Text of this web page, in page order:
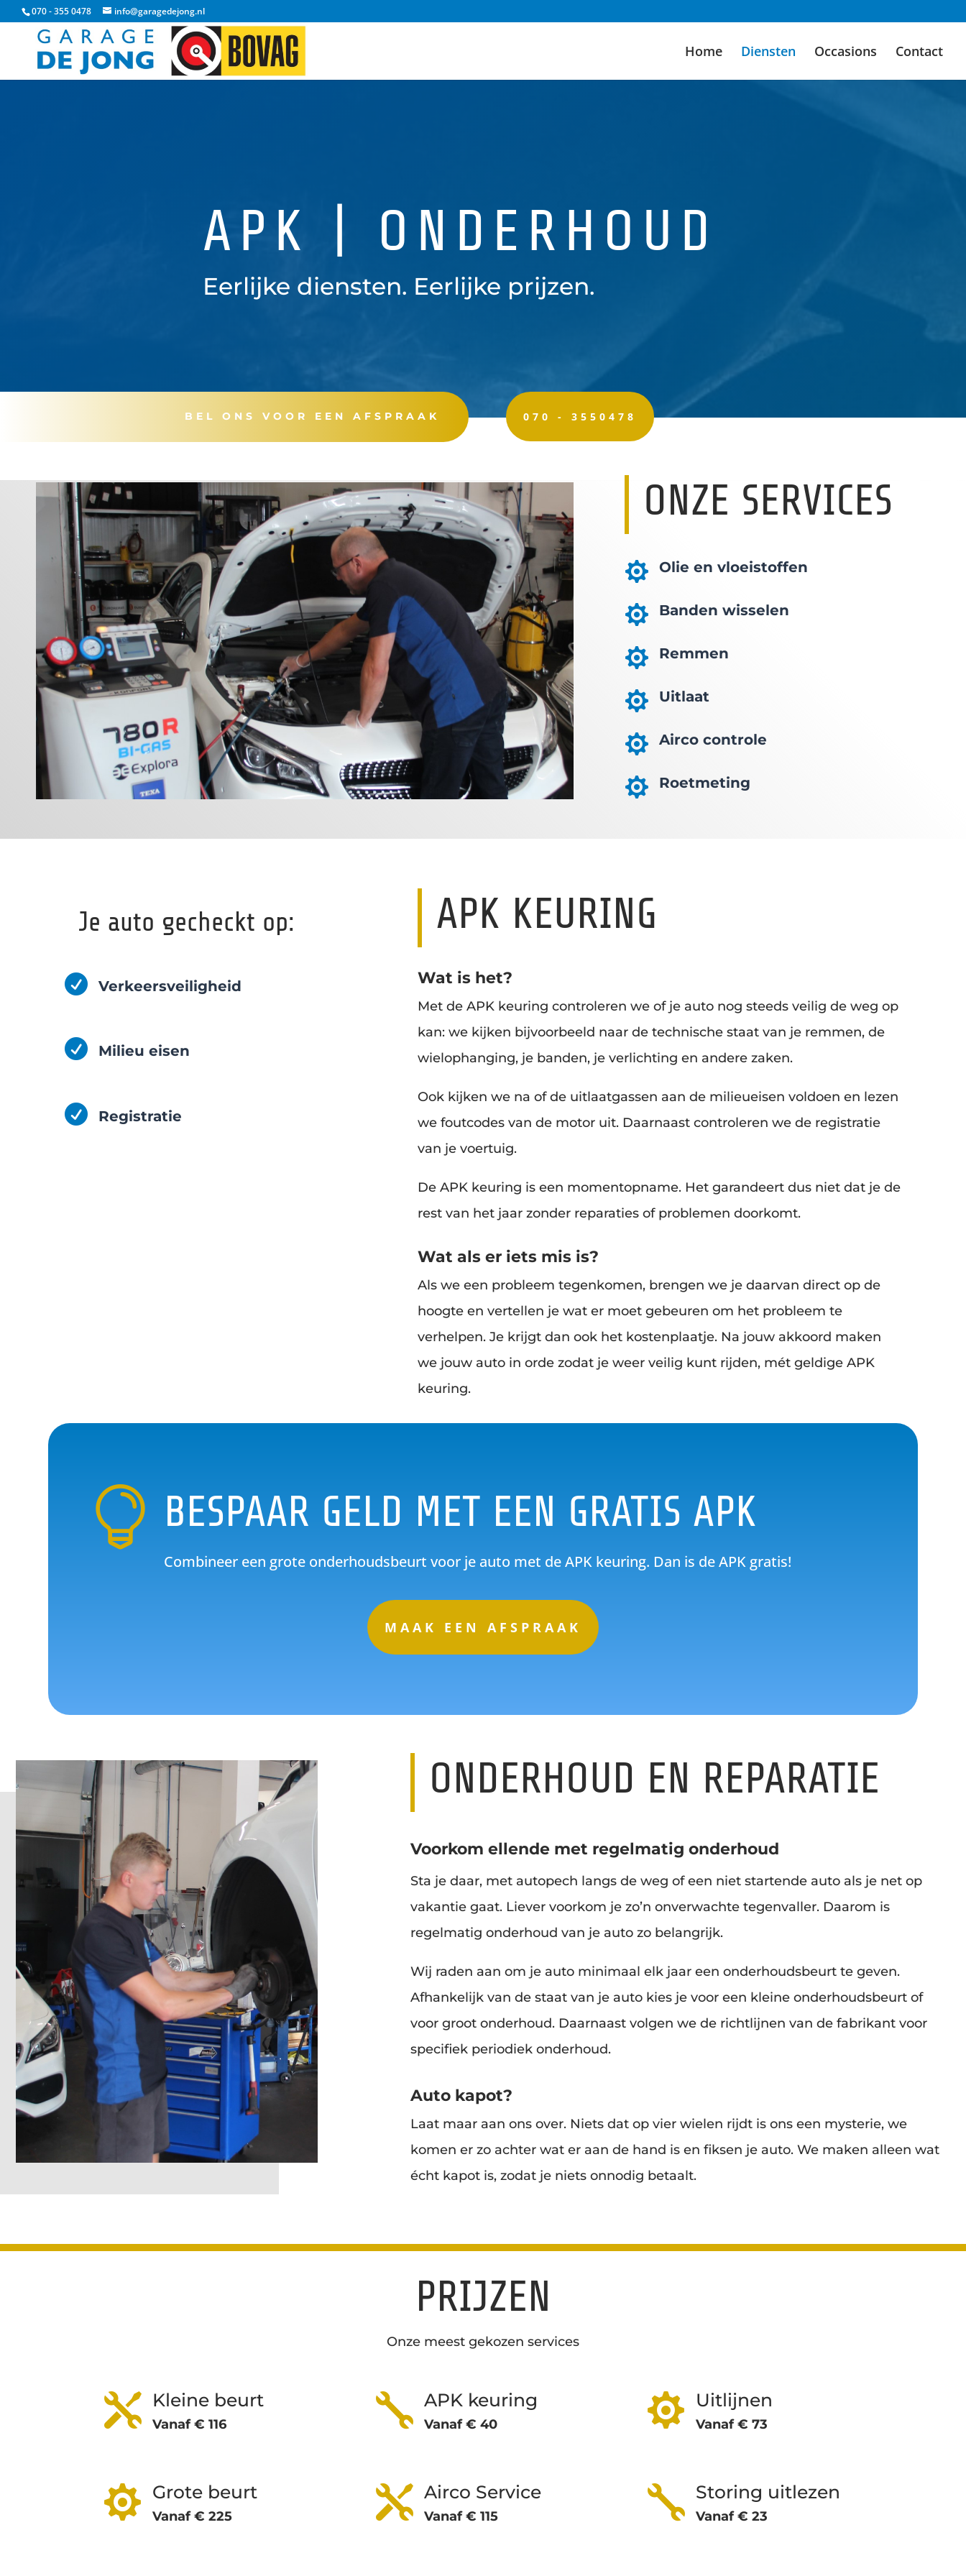
070 - 355 0478 info@garagedejong.nl
Home Diensten Occasions Contact
APK | ONDERHOUD
Eerlijke diensten. Eerlijke prijzen.
BEL ONS VOOR EEN AFSPRAAK 070 - 3550478
ONZE SERVICES
 Olie en vloeistoffen
 Banden wisselen
 Remmen
 Uitlaat
 Airco controle
 Roetmeting
Je auto gecheckt op:
 Verkeersveiligheid
 Milieu eisen
 Registratie
APK KEURING
Wat is het?
Met de APK keuring controleren we of je auto nog steeds veilig de weg op
kan: we kijken bijvoorbeeld naar de technische staat van je remmen, de
wielophanging, je banden, je verlichting en andere zaken.
Ook kijken we na of de uitlaatgassen aan de milieueisen voldoen en lezen
we foutcodes van de motor uit. Daarnaast controleren we de registratie
van je voertuig.
De APK keuring is een momentopname. Het garandeert dus niet dat je de
rest van het jaar zonder reparaties of problemen doorkomt.
Wat als er iets mis is?
Als we een probleem tegenkomen, brengen we je daarvan direct op de
hoogte en vertellen je wat er moet gebeuren om het probleem te
verhelpen. Je krijgt dan ook het kostenplaatje. Na jouw akkoord maken
we jouw auto in orde zodat je weer veilig kunt rijden, mét geldige APK
keuring.
 BESPAAR GELD MET EEN GRATIS APK
Combineer een grote onderhoudsbeurt voor je auto met de APK keuring. Dan is de APK gratis!
MAAK EEN AFSPRAAK
ONDERHOUD EN REPARATIE
Voorkom ellende met regelmatig onderhoud
Sta je daar, met autopech langs de weg of een niet startende auto als je net op
vakantie gaat. Liever voorkom je zo’n onverwachte tegenvaller. Daarom is
regelmatig onderhoud van je auto zo belangrijk.
Wij raden aan om je auto minimaal elk jaar een onderhoudsbeurt te geven.
Afhankelijk van de staat van je auto kies je voor een kleine onderhoudsbeurt of
voor groot onderhoud. Daarnaast volgen we de richtlijnen van de fabrikant voor
specifiek periodiek onderhoud.
Auto kapot?
Laat maar aan ons over. Niets dat op vier wielen rijdt is ons een mysterie, we
komen er zo achter wat er aan de hand is en fiksen je auto. We maken alleen wat
écht kapot is, zodat je niets onnodig betaalt.
PRIJZEN
Onze meest gekozen services
 Kleine beurt
Vanaf € 116
 Grote beurt
Vanaf € 225
 APK keuring
Vanaf € 40
 Airco Service
Vanaf € 115
 Uitlijnen
Vanaf € 73
 Storing uitlezen
Vanaf € 23